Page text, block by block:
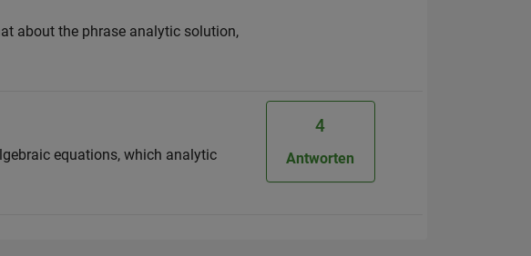
about the phrase analytic solution,
equations, which analytic
4
Antworten